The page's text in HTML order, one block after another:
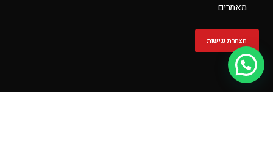
מאמרים
הצהרת נגישות